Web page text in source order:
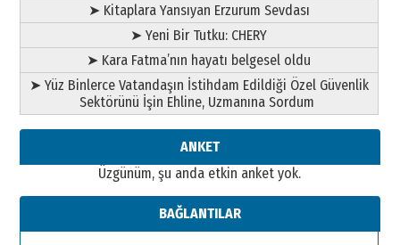
➤ Kitaplara Yansıyan Erzurum Sevdası
➤ Yeni Bir Tutku: CHERY
➤ Kara Fatma’nın hayatı belgesel oldu
➤ Yüz Binlerce Vatandaşın İstihdam Edildiği Özel Güvenlik
Sektörünü İşin Ehline, Uzmanına Sordum
ANKET
Üzgünüm, şu anda etkin anket yok.
BAĞLANTILAR